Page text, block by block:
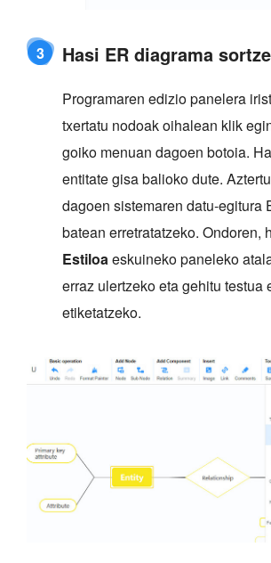
3 Hasi ER diagrama
Programaren edizio panelera
txertatu nodoak oihalean klik
goiko menuan dagoen botoia.
entitate gisa balioko dute.
dagoen sistemaren datu-egitura
batean erretratatzeko. Ondoren,
Estiloaeskuineko paneleko
erraz ulertzeko eta gehitu testua
etiketatzeko.